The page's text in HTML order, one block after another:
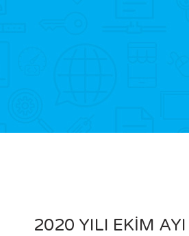
2020 YILI EKİM